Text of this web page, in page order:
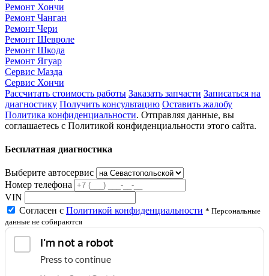
Ремонт Хончи
Ремонт Чанган
Ремонт Чери
Ремонт Шевроле
Ремонт Шкода
Ремонт Ягуар
Сервис Мазда
Сервис Хончи
Рассчитать стоимость работы Заказать запчасти Записаться на
диагностику Получить консультацию Оставить жалобу
Политика конфиденциальности. Отправляя данные, вы
соглашаетесь с Политикой конфиденциальности этого сайта.
Бесплатная диагностика
Выберите автосервис
Номер телефона
VIN
Согласен с Политикой конфиденциальности * Персональные
данные не собираются